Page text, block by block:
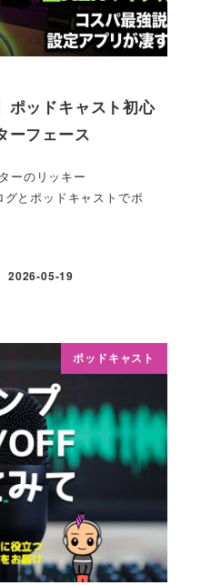
ポッドキャスト初心
ーフェース
ーのリッキー
とポッドキャストでポ
2026-05-19
ポッドキャスト